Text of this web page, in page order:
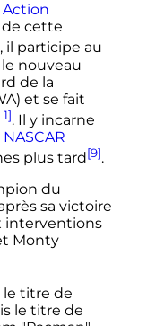
de cette
, il participe au
nouveau
de la
et se fait
. Il y incarne
NASCAR
plus tard[9].
du
sa victoire
interventions
Monty
le titre de
le titre de